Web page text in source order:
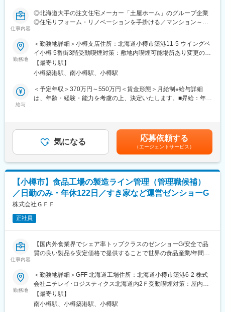
標を自身で設定し、年4回上司との面談の中で振り返りや軌道修正
を行っています。
知識からビジネスマナーまで丁寧に教えていきます。キャリア教
育制度が充実しているため、同社の管理職は全て、ショップスタ
ッフ等、実務経験のある現場からの成り上がりの社員で構成され
ています。
『キャリアパス』…社員⇒副店長→店長→課長代理⇒課長⇒部長
※目安として課長代理は自店＋2～3店舗の管理を行い、課長は7～
同社は役職付きではなくても、シニアスタッフ制度を採用してお
ります。
お客様満足度や販売スキルなどを加味した8段階のグレードを設
け、グレードによって月2,500～20,000円の手当を付与
また、販売員としてキャリア主催の資格認定試験（初級～最上
級）も存在しており、最大月80,000円の手当を付与しておりま
す。
こちらの試験取得に関しては、会社としてのバックアップ体制を
完備
性の責任者も多く、子育て中の方もプライベートを両立できる制
度を利用して自身のライフスタイルに合わせた働き方を実現して
が可能）
変更の範囲：会社の定める業務
仕事内容
◎北海道大手の注文住宅メーカー「土屋ホーム」のグループ企業
◎住宅リフォーム・リノベーションを手掛ける／マンション～オ
◎確かな技術力／全国リフォームコンクールにおける受賞実績多
数
■業務内容：
マンションや戸建て、古民家など多岐に渡る案件のリフォーム・
リノベーションにおける設計業務をお任せします。
■業務詳細：
・リフォームプランの決定
・図面への落とし込み
・高品質（高性能／高断熱）の物件に携わることができます。
・アフターメンテナンス力の向上を図る為に、支店近郊のエリア
に注力し案件を担っております。
■当社の特徴：
1軒まるごとリフォーム「一期一家」とDIウインドウ採用のエコ・
ート化を実現。マンションリフォームでも窓の交換だけで断熱性
能と空気環境を向上する「エア・エステ」を実用化しました。ま
注いでおります。
変更の範囲：会社の定める業務
勤務地
＜勤務地詳細＞小樽支店住所：北海道小樽市築港11-5 ウイングベ
イ小樽 5番街3階受動喫煙対策：敷地内喫煙可能場所あり変更の範
囲：会社の定める事業所
【最寄り駅】
小樽築港駅、南小樽駅、小樽駅
給与
＜予定年収＞370万円～550万円＜賃金形態＞月給制※給与詳細
は、年齢・経験・能力を考慮の上、決定いたします。■昇給：年1
給与補足＞■固定残業手当は月、25時間分、36,000円～66,000円
を支給 超過した時間外労働の残業手当は追加支給■賞与：年2回
（成果に応じ支給※過去実績3ヶ月分程度）※固定手当の内訳は下
記の通りです。■車両手当 20,000円■資格手当 5,000円～
55,000円賃金はあくまでも目安の金額であり、選考を通じて上下
する可能性があります。月給(月額)は固定手当を含めた表記です。
気になる 応募依頼する
（エージェントサービス）
【小樽市】食品工場の製造ライン管理（管理職候補）
／日勤のみ・年休122日／すき家など運営ゼンショーG
株式会社ＧＦＦ
正社員
仕事内容
【国内外食業界でシェア率トップクラスのゼンショーG/安全で品
質の良い製品を安定価格で提供することで世界の食品産業/年間休
■業務内容：【変更の範囲：会社の定める業務】
すき家やココスを運営しているゼンショーグループの食品製造工
場の管理職として食品製造における生産/製造管理業務、パートア
ルバイト社員の管理、工程のマネジメントをお任せします。 入社
後ラインオペレーターとして業務を覚えていただき、3ヶ月～半年
勤務地
＜勤務地詳細＞GFF 北海道工場住所：北海道小樽市築港6-2 株式
会社ニチレイ･ロジスティクス北海道内2Ｆ受動喫煙対策：屋内全
面禁煙変更の範囲：本文参照
【最寄り駅】
南小樽駅、小樽築港駅、小樽駅